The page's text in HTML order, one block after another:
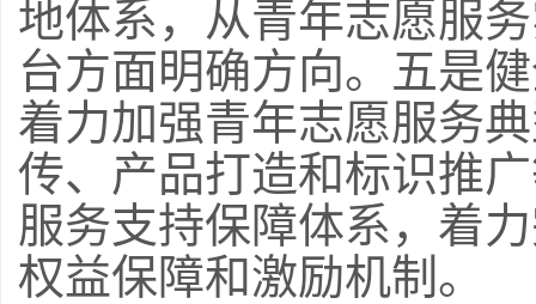
地体系，从青年志愿服
台方面明确方向。五是
着力加强青年志愿服务
传、产品打造和标识推
服务支持保障体系，着
权益保障和激励机制。